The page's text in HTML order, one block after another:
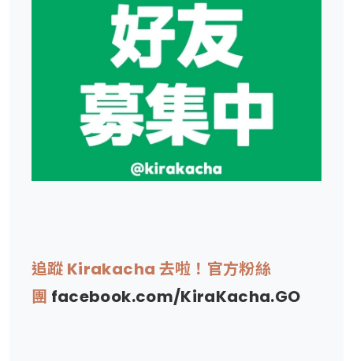
追蹤 Kirakacha 去啦！官方粉絲
團 facebook.com/KiraKacha.GO